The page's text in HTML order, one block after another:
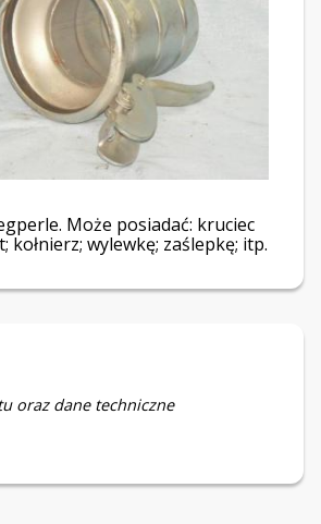
Może posiadać: kruciec
kołnierz; wylewkę; zaślepkę; itp.
oraz dane techniczne